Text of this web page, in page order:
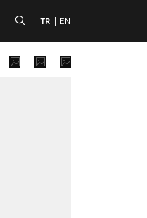
A TR EN